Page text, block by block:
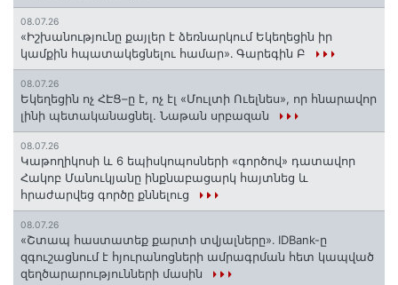
08.07.26
«Իշխանությունը քայլեր է ձեռնարկում Եկեղեցին իր
կամքին հպատակեցնելու համար»․ Գարեգին Բ
08.07.26
Եկեղեցին ոչ ՀԷՑ–ը է, ոչ էլ «Մուլտի Ուելնես», որ հնարավոր
լինի պետականացնել. Նաթան սրբազան
08.07.26
️Կաթողիկոսի և 6 եպիսկոպոսների «գործով» դատավոր
Հակոբ Մանուկյանը ինքնաբացարկ հայտնեց և
հրաժարվեց գործը քննելուց
08.07.26
«Շտապ հաստատեք քարտի տվյալները»․ IDBank-ը
զգուշացնում է հյուրանոցների ամրագրման հետ կապված
զեղծարարությունների մասին